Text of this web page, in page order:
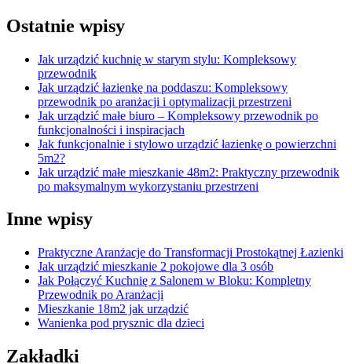
Ostatnie wpisy
Jak urządzić kuchnię w starym stylu: Kompleksowy
przewodnik
Jak urządzić łazienkę na poddaszu: Kompleksowy
przewodnik po aranżacji i optymalizacji przestrzeni
Jak urządzić małe biuro – Kompleksowy przewodnik po
funkcjonalności i inspiracjach
Jak funkcjonalnie i stylowo urządzić łazienkę o powierzchni
5m2?
Jak urządzić małe mieszkanie 48m2: Praktyczny przewodnik
po maksymalnym wykorzystaniu przestrzeni
Inne wpisy
Praktyczne Aranżacje do Transformacji Prostokątnej Łazienki
Jak urządzić mieszkanie 2 pokojowe dla 3 osób
Jak Połączyć Kuchnię z Salonem w Bloku: Kompletny
Przewodnik po Aranżacji
Mieszkanie 18m2 jak urządzić
Wanienka pod prysznic dla dzieci
Zakładki